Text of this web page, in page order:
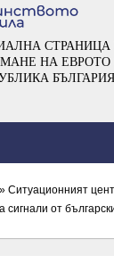
СТРАНИЦА
НА ЕВРОТО
БЪЛГАРИЯ
» Ситуационният
от